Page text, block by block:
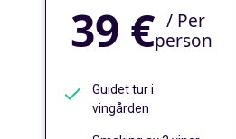
39 € / Per
person
Guidet tur i
vingården